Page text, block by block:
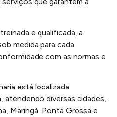
que garantem a
e qualificada, a
medida para cada
com as normas e
está localizada
atendendo diversas cidades,
Maringá, Ponta Grossa e